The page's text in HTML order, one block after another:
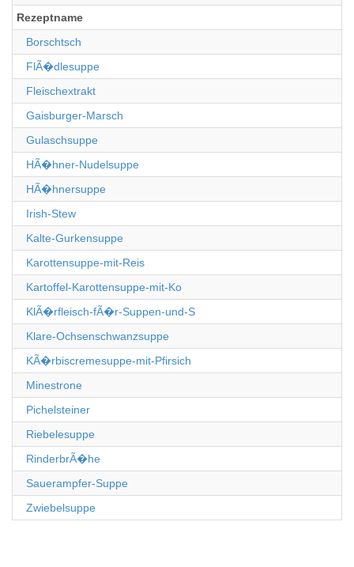
Rezeptname
Borschtsch
FlÃ�dlesuppe
Fleischextrakt
Gaisburger-Marsch
Gulaschsuppe
HÃ�hner-Nudelsuppe
HÃ�hnersuppe
Irish-Stew
Kalte-Gurkensuppe
Karottensuppe-mit-Reis
Kartoffel-Karottensuppe-mit-Ko
KlÃ�rfleisch-fÃ�r-Suppen-und-S
Klare-Ochsenschwanzsuppe
KÃ�rbiscremesuppe-mit-Pfirsich
Minestrone
Pichelsteiner
Riebelesuppe
RinderbrÃ�he
Sauerampfer-Suppe
Zwiebelsuppe